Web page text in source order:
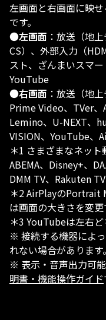
左画面と右画面に映
です。
●左画面 ：放送（地
CS）、外部入力（
スト、ざんまいスマー
YouTube
●右画面 ：放送（地
Prime Video、TVer、
Lemino、U-NEXT、
VISION、YouTube、
＊1 さまざまなネッ
ABEMA、Disney+、
DMM TV、Rakuten
＊2 AirPlayのPortrait
は画面の大きさを変更
＊3 YouTubeは左右
※ 接続する機器によ
れない場合があります。
※ 表示・音声出力可
明書・機能操作ガイド